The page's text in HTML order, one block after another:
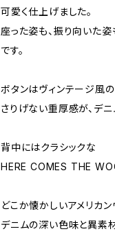
可愛く仕上げました。
座った姿も、振り向いた
です。
ボタンはヴィンテージ風の
さりげない重厚感が、デ
背中にはクラシックな
HERE COMES THE
どこか懐かしいアメリカ
デニムの深い色味と異素